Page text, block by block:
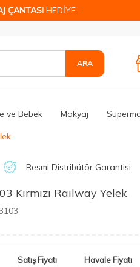
ÇANTASI HEDİYE
ARA
ve Bebek Makyaj
Resmi Distribütör Garantisi
Kırmızı Railway Yelek
Satış Fiyatı Havale Fiyatı